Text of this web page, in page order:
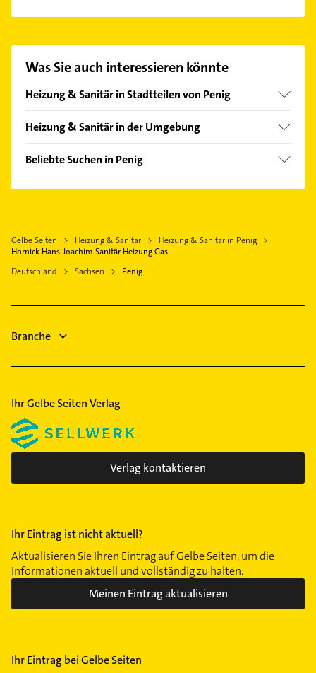
auswählen. Hier finden Sie alleKontaktdaten
Was Sie auch interessieren könnte
Heizung & Sanitär in Stadtteilen von Penig
Niedersteinbach
Heizung & Sanitär in der Umgebung
Lunzenau
Hartmannsdorf bei Chemnitz
Hohenstein-Ernstthal
Nobitz
Chemnitz Sachsen
Lichtenau
Beliebte Suchen in Penig
Fensterbauer
Immobilienmakler
Allgemeinarzt
Arzt
Gelbe Seiten Heizung & Sanitär
Heizung & Sanitär in Penig
Hornick Hans-Joachim Sanitär Heizung Gas
Deutschland
Sachsen Penig
Branche
Ihr Gelbe Seiten Verlag
Verlag kontaktieren
Ihr Eintrag ist nicht aktuell?
Aktualisieren Sie Ihren Eintrag auf Gelbe Seiten, um die
Informationen aktuell und vollständig zu halten.
Meinen Eintrag aktualisieren
Ihr Eintrag bei Gelbe Seiten